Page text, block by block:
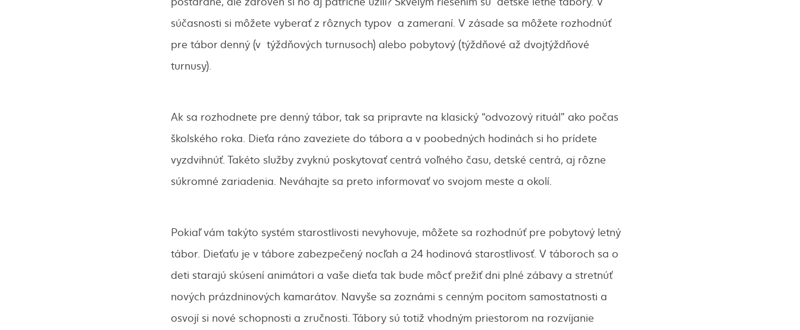
súčasnosti si môžete vyberať z rôznych typov a zameraní. V zásade sa môžete rozhodnúť
pre tábor denný (v týždňových turnusoch) alebo pobytový (týždňové až dvojtýždňové
turnusy).
Ak sa rozhodnete pre denný tábor, tak sa pripravte na klasický “odvozový rituál” ako počas
školského roka. Dieťa ráno zaveziete do tábora a v poobedných hodinách si ho prídete
vyzdvihnúť. Takéto služby zvyknú poskytovať centrá voľného času, detské centrá, aj rôzne
súkromné zariadenia. Neváhajte sa preto informovať vo svojom meste a okolí.
Pokiaľ vám takýto systém starostlivosti nevyhovuje, môžete sa rozhodnúť pre pobytový letný
tábor. Dieťaťu je v tábore zabezpečený nocľah a 24 hodinová starostlivosť. V táboroch sa o
deti starajú skúsení animátori a vaše dieťa tak bude môcť prežiť dni plné zábavy a stretnúť
nových prázdninových kamarátov. Navyše sa zoznámi s cenným pocitom samostatnosti a
osvojí si nové schopnosti a zručnosti. Tábory sú totiž vhodným priestorom na rozvíjanie